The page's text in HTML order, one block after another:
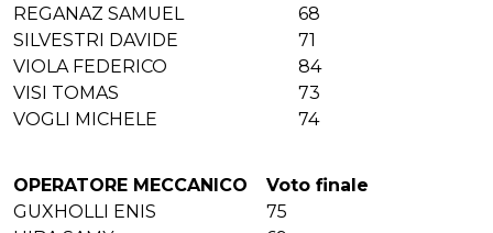
REGANAZ SAMUEL
68
SILVESTRI DAVIDE
71
VIOLA FEDERICO
84
VISI TOMAS
73
VOGLI MICHELE
74
OPERATORE MECCANICO
Voto finale
GUXHOLLI ENIS
75